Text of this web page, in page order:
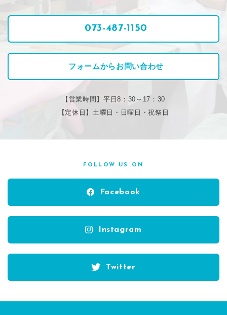
073-487-1150
フォームからお問い合わせ
【営業時間】平日8：30～17：30
【定休日】土曜日・日曜日・祝祭日
FOLLOW US ON
Facebook
Instagram
Twitter